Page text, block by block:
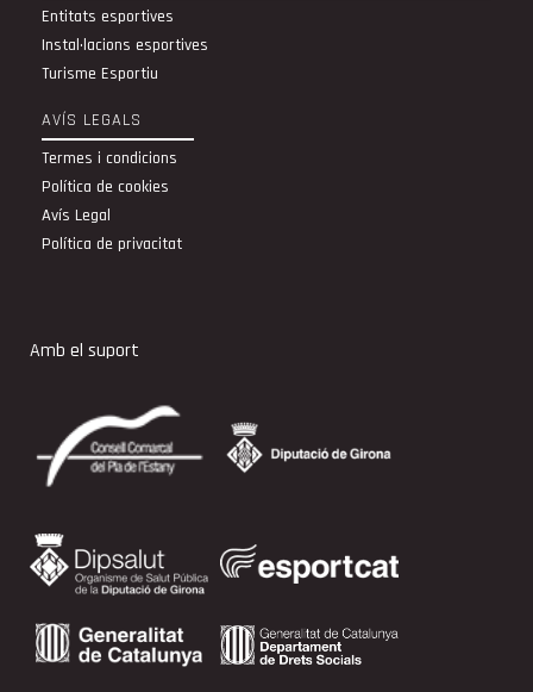
Entitats esportives
Instal·lacions esportives
Turisme Esportiu
AVÍS LEGALS
Termes i condicions
Política de cookies
Avís Legal
Política de privacitat
Amb el suport